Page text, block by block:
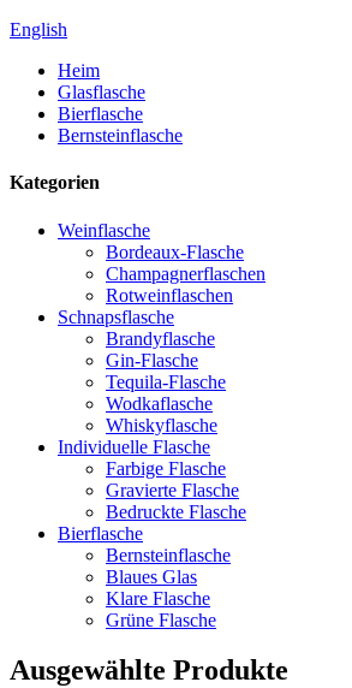
English
Heim
Glasflasche
Bierflasche
Bernsteinflasche
Kategorien
Weinflasche
Bordeaux-Flasche
Champagnerflaschen
Rotweinflaschen
Schnapsflasche
Brandyflasche
Gin-Flasche
Tequila-Flasche
Wodkaflasche
Whiskyflasche
Individuelle Flasche
Farbige Flasche
Gravierte Flasche
Bedruckte Flasche
Bierflasche
Bernsteinflasche
Blaues Glas
Klare Flasche
Grüne Flasche
Ausgewählte Produkte